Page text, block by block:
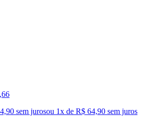
,66
sem jurosou 1x de R$ 64,90 sem juros